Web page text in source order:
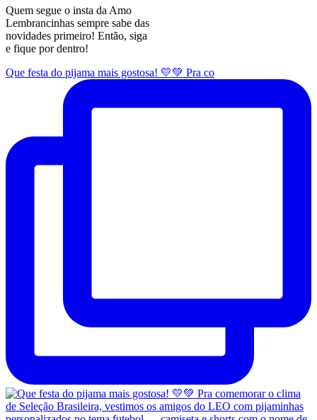
Quem segue o insta da Amo
Lembrancinhas sempre sabe das
novidades primeiro! Então, siga
e fique por dentro!
Que festa do pijama mais gostosa! 💛💚 Pra co